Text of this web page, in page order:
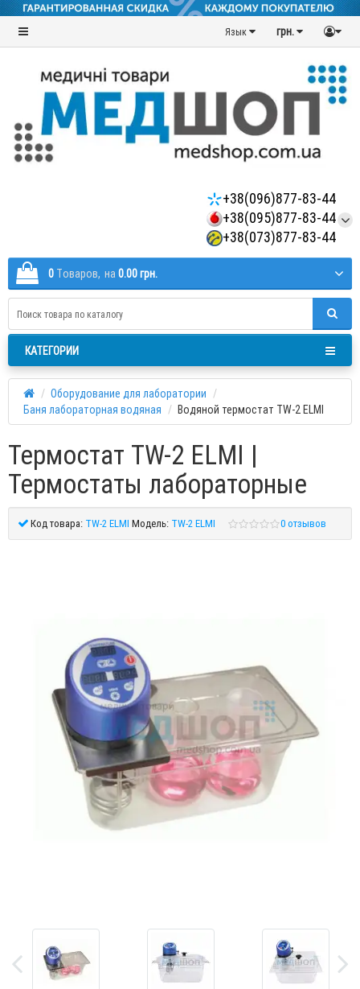
грн.
Язык
+38(096)877-83-44
+38(095)877-83-44
+38(073)877-83-44
0 Tоваров, на 0.00 грн.
КАТЕГОРИИ
Оборудование для лаборатории
Баня лабораторная водяная
Водяной термостат TW-2 ELMI
Термостат TW-2 ELMI |
Термостаты лабораторные
Код товара: TW-2 ELMI Модель: TW-2 ELMI 0 отзывов